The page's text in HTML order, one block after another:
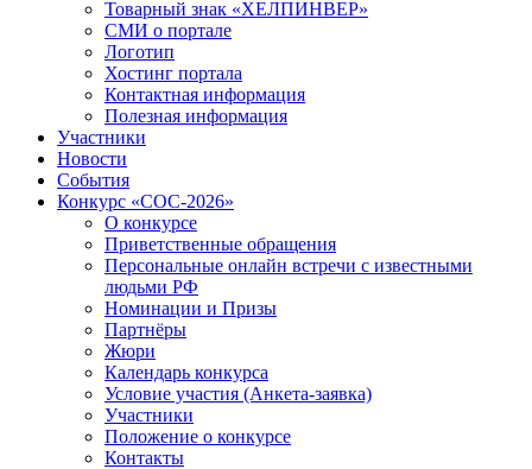
Товарный знак «ХЕЛПИНВЕР»
СМИ о портале
Логотип
Хостинг портала
Контактная информация
Полезная информация
Участники
Новости
События
Конкурс «СОС-2026»
О конкурсе
Приветственные обращения
Персональные онлайн встречи с известными
людьми РФ
Номинации и Призы
Партнёры
Жюри
Календарь конкурса
Условие участия (Анкета-заявка)
Участники
Положение о конкурсе
Контакты